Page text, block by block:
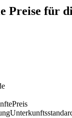
Preise für
Preis